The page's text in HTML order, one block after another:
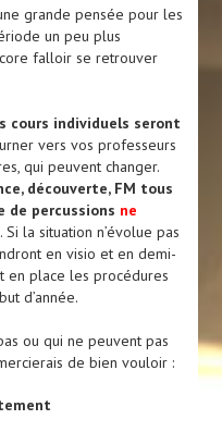
grande pensée pour les
un peu plus
falloir se retrouver
cours individuels seront
vers vos professeurs
qui peuvent changer.
découverte, FM tous
de percussions ne
la situation n’évolue pas
en visio et en demi-
en place les procédures
d’année.
ou qui ne peuvent pas
de bien vouloir :